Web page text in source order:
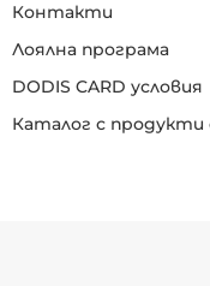
Контакти
Лоялна програма
DODIS CARD условия
Каталог с